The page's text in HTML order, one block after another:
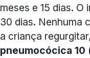
meses e 15 dias.
30 dias. Nenhuma
a criança
pneumocócica 10